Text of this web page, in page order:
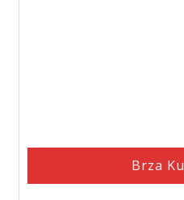
Brza